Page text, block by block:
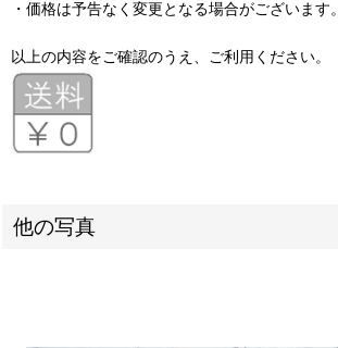
・価格は予告なく変更となる場合がございます。
以上の内容をご確認のうえ、ご利用ください。
他の写真